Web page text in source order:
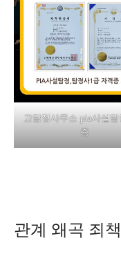
고탐정사무소 pia사설탐
증
관계 왜곡 죄